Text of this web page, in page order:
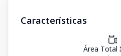
Características
Área Total